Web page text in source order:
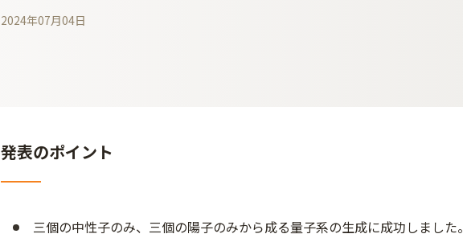
2024年07月04日
発表のポイント
三個の中性子のみ、三個の陽子のみから成る量子系の生成に成功しました。